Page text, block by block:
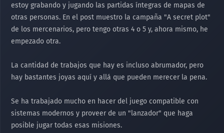
estoy grabando y jugando las partidas íntegras de mapas de
otras personas. En el post muestro la campaña "A secret plot"
de los mercenarios, pero tengo otras 4 o 5 y, ahora mismo, he
empezado otra.
La cantidad de trabajos que hay es incluso abrumador, pero
hay bastantes joyas aquí y allá que pueden merecer la pena.
Se ha trabajado mucho en hacer del juego compatible con
sistemas modernos y proveer de un "lanzador" que haga
posible jugar todas esas misiones.